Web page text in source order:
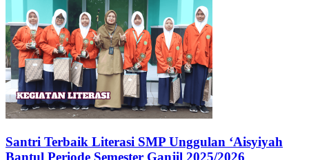
Santri Terbaik Literasi SMP Unggulan ‘Aisyiyah
Bantul Periode Semester Ganjil 2025/2026